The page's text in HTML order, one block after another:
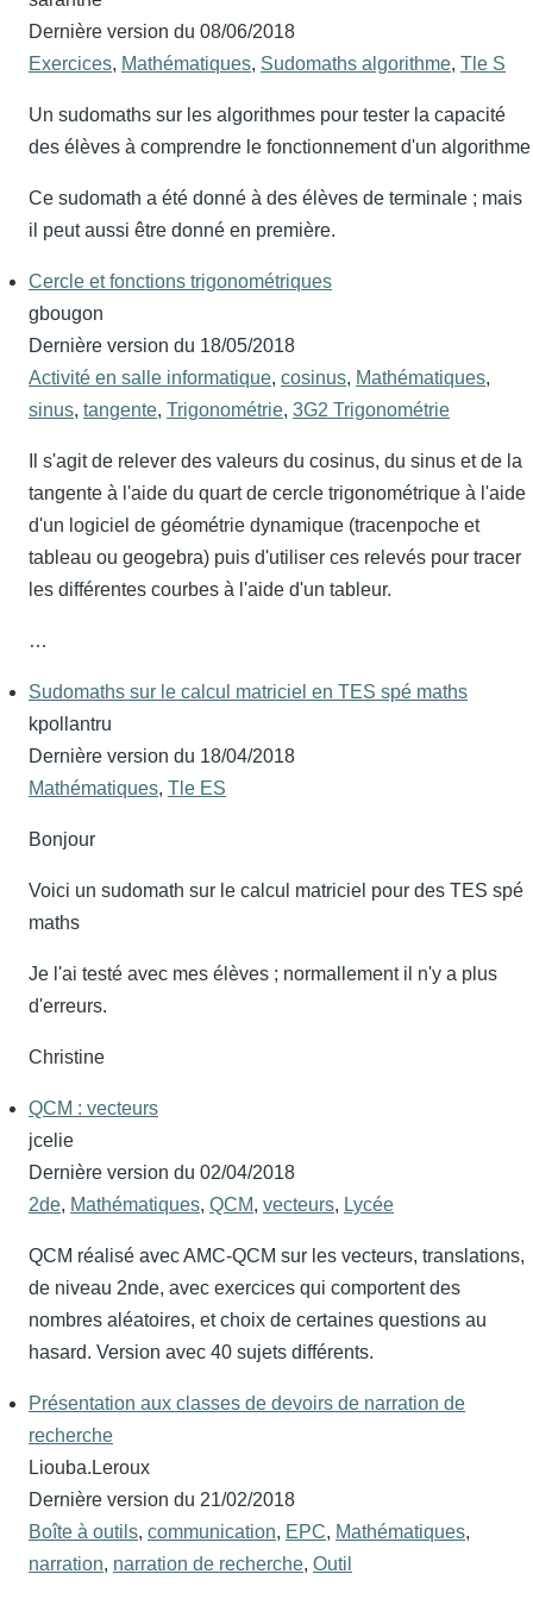
Dernière version du 08/06/2018
Exercices, Mathématiques, Sudomaths algorithme, Tle S
Un sudomaths sur les algorithmes pour tester la capacité
des élèves à comprendre le fonctionnement d'un algorithme
Ce sudomath a été donné à des élèves de terminale ; mais
il peut aussi être donné en première.
Cercle et fonctions trigonométriques
gbougon
Dernière version du 18/05/2018
Activité en salle informatique, cosinus, Mathématiques,
sinus, tangente, Trigonométrie, 3G2 Trigonométrie
Il s'agit de relever des valeurs du cosinus, du sinus et de la
tangente à l'aide du quart de cercle trigonométrique à l'aide
d'un logiciel de géométrie dynamique (tracenpoche et
tableau ou geogebra) puis d'utiliser ces relevés pour tracer
les différentes courbes à l'aide d'un tableur.
…
Sudomaths sur le calcul matriciel en TES spé maths
kpollantru
Dernière version du 18/04/2018
Mathématiques, Tle ES
Bonjour
Voici un sudomath sur le calcul matriciel pour des TES spé
maths
Je l'ai testé avec mes élèves ; normallement il n'y a plus
d'erreurs.
Christine
QCM : vecteurs
jcelie
Dernière version du 02/04/2018
2de, Mathématiques, QCM, vecteurs, Lycée
QCM réalisé avec AMC-QCM sur les vecteurs, translations,
de niveau 2nde, avec exercices qui comportent des
nombres aléatoires, et choix de certaines questions au
hasard. Version avec 40 sujets différents.
Présentation aux classes de devoirs de narration de
recherche
Liouba.Leroux
Dernière version du 21/02/2018
Boîte à outils, communication, EPC, Mathématiques,
narration, narration de recherche, Outil